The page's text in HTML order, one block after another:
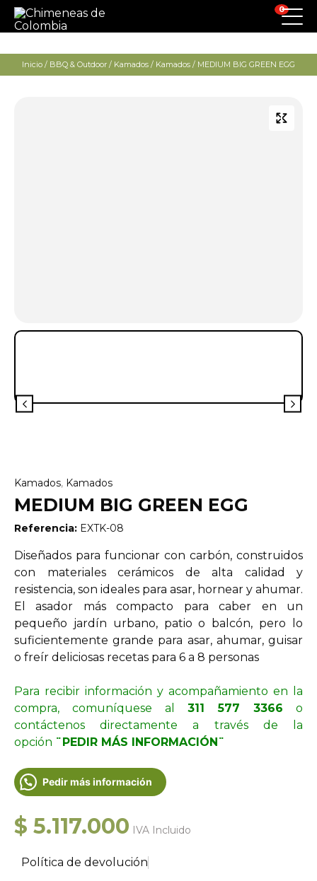
0
Inicio / BBQ & Outdoor / Kamados / Kamados / MEDIUM BIG GREEN EGG
Kamados, Kamados
MEDIUM BIG GREEN EGG
Referencia: EXTK-08
Diseñados para funcionar con carbón, construidos
con materiales cerámicos de alta calidad y
resistencia, son ideales para asar, hornear y ahumar.
El asador más compacto para caber en un
pequeño jardín urbano, patio o balcón, pero lo
suficientemente grande para asar, ahumar, guisar
o freír deliciosas recetas para 6 a 8 personas
Para recibir información y acompañamiento en la
compra, comuníquese al 311 577 3366 o
contáctenos directamente a través de la
opción ¨PEDIR MÁS INFORMACIÓN¨
Pedir más información
$ 5.117.000 IVA Incluido
Política de devolución